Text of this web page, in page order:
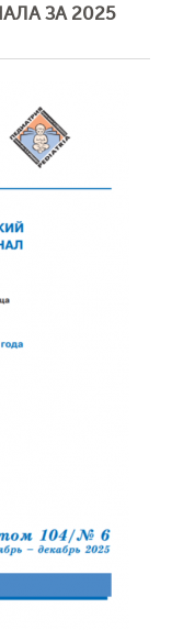
ЗА 2025
Обратная